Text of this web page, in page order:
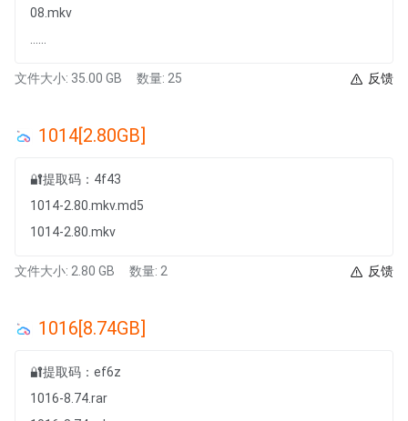
08.mkv
文件大小: 35.00 GB 数量: 25 反馈
1014[2.80GB]
🔐提取码：4f43
1014-2.80.mkv.md5
1014-2.80.mkv
文件大小: 2.80 GB 数量: 2 反馈
1016[8.74GB]
🔐提取码：ef6z
1016-8.74.rar